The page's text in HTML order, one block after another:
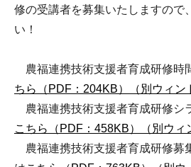
修の受講者を募集いたしますので
い！
農福連携技術支援者育成研修時
ちら（PDF：204KB）（別ウィン
農福連携技術支援者育成研修シ
こちら（PDF：458KB）（別ウィ
農福連携技術支援者育成研修募